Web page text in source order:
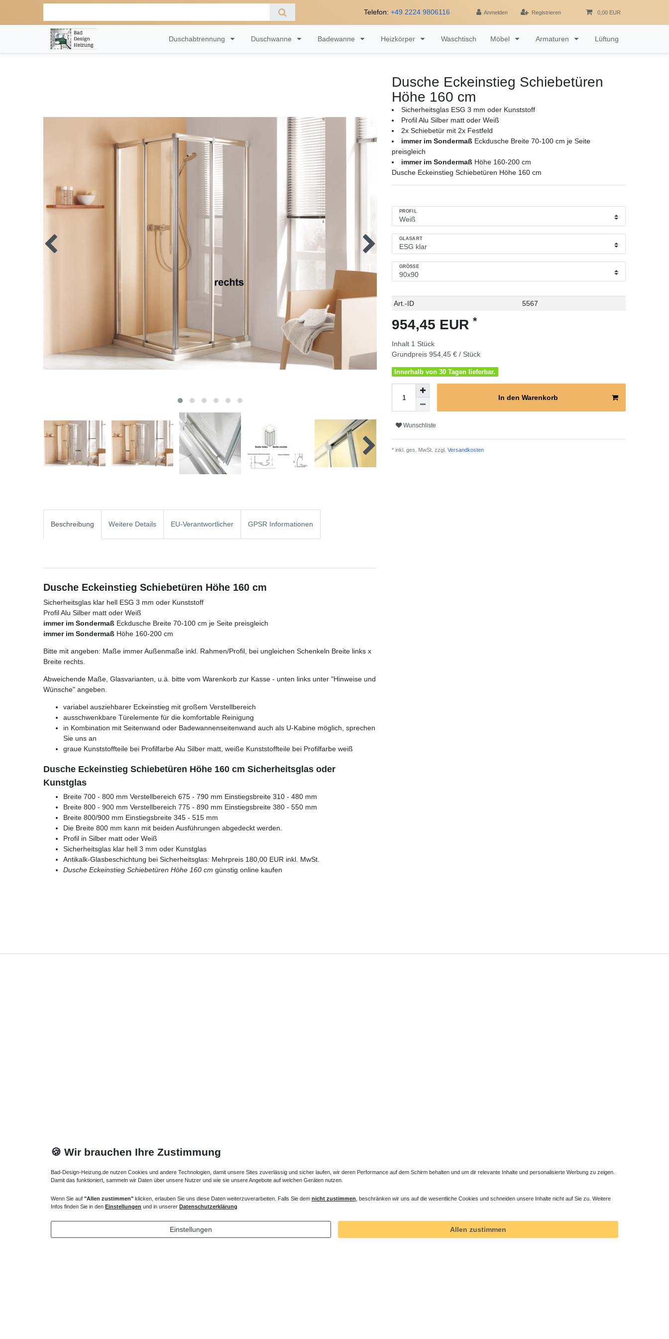
Telefon: +49 2224 9806116 Anmelden Registrieren 0,00 EUR
Duschabtrennung Duschwanne Badewanne Heizkörper Waschtisch Möbel Armaturen Lüftung
Dusche Eckeinstieg Schiebetüren
Höhe 160 cm
Sicherheitsglas ESG 3 mm oder Kunststoff
Profil Alu Silber matt oder Weiß
2x Schiebetür mit 2x Festfeld
immer im Sondermaß Eckdusche Breite 70-100 cm je Seite
preisgleich
immer im Sondermaß Höhe 160-200 cm
Dusche Eckeinstieg Schiebetüren Höhe 160 cm
PROFIL
GLASART
GRÖSSE
Technisches
Wert
Art.-ID 5567
954,45 EUR *
Inhalt 1 Stück
Grundpreis 954,45 € / Stück
Innerhalb von 30 Tagen lieferbar.
In den Warenkorb
Wunschliste
* inkl. ges. MwSt. zzgl. Versandkosten
Beschreibung Weitere Details EU-Verantwortlicher GPSR Informationen
Dusche Eckeinstieg Schiebetüren Höhe 160 cm
Sicherheitsglas klar hell ESG 3 mm oder Kunststoff
Profil Alu Silber matt oder Weiß
immer im Sondermaß Eckdusche Breite 70-100 cm je Seite preisgleich
immer im Sondermaß Höhe 160-200 cm
Bitte mit angeben: Maße immer Außenmaße inkl. Rahmen/Profil, bei ungleichen Schenkeln Breite links x
Breite rechts.
Abweichende Maße, Glasvarianten, u.ä. bitte vom Warenkorb zur Kasse - unten links unter "Hinweise und
Wünsche" angeben.
variabel ausziehbarer Eckeinstieg mit großem Verstellbereich
ausschwenkbare Türelemente für die komfortable Reinigung
in Kombination mit Seitenwand oder Badewannenseitenwand auch als U-Kabine möglich, sprechen
Sie uns an
graue Kunststoffteile bei Profilfarbe Alu Silber matt, weiße Kunststoffteile bei Profilfarbe weiß
Dusche Eckeinstieg Schiebetüren Höhe 160 cm Sicherheitsglas oder
Kunstglas
Breite 700 - 800 mm Verstellbereich 675 - 790 mm Einstiegsbreite 310 - 480 mm
Breite 800 - 900 mm Verstellbereich 775 - 890 mm Einstiegsbreite 380 - 550 mm
Breite 800/900 mm Einstiegsbreite 345 - 515 mm
Die Breite 800 mm kann mit beiden Ausführungen abgedeckt werden.
Profil in Silber matt oder Weiß
Sicherheitsglas klar hell 3 mm oder Kunstglas
Antikalk-Glasbeschichtung bei Sicherheitsglas: Mehrpreis 180,00 EUR inkl. MwSt.
Dusche Eckeinstieg Schiebetüren Höhe 160 cm günstig online kaufen
Duschsäule ohne Brausebatterie
353,85 € *
Duschsystem ohne Armatur
405,30 € *
*inkl. ges. MwSt.
Duschsäule ohne Armatur
353,85 € *
Duschsystem für vorhandene Armatur
353,85 € *
*inkl. ges. MwSt.
🍪 Wir brauchen Ihre Zustimmung
Bad-Design-Heizung.de nutzen Cookies und andere Technologien, damit unsere Sites zuverlässig und sicher laufen, wir deren Performance auf dem Schirm behalten und um dir relevante Inhalte und personalisierte Werbung zu zeigen.
Damit das funktioniert, sammeln wir Daten über unsere Nutzer und wie sie unsere Angebote auf welchen Geräten nutzen.
Wenn Sie auf "Allen zustimmen" klicken, erlauben Sie uns diese Daten weiterzuverarbeiten. Falls Sie dem nicht zustimmen , beschränken wir uns auf die wesentliche Cookies und schneiden unsere Inhalte nicht auf Sie zu. Weitere
Infos finden Sie in den Einstellungen und in unserer Datenschutzerklärung
Einstellungen Allen zustimmen